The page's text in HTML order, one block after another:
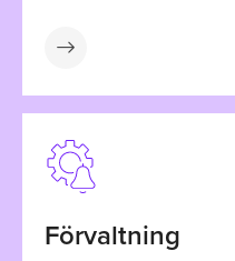
Förvaltning